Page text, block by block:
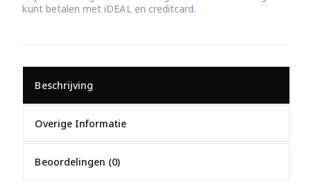
kunt betalen met iDEAL en creditcard.
Beschrijving
Overige Informatie
Beoordelingen (0)